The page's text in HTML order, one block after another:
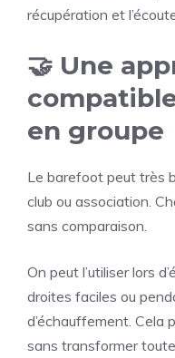
récupération et
🤝 Une
en groupe
Le barefoot peut très
club ou association.
sans comparaison.
On peut l’utiliser lors
droites faciles ou
d’échauffement. Cela
sans transformer